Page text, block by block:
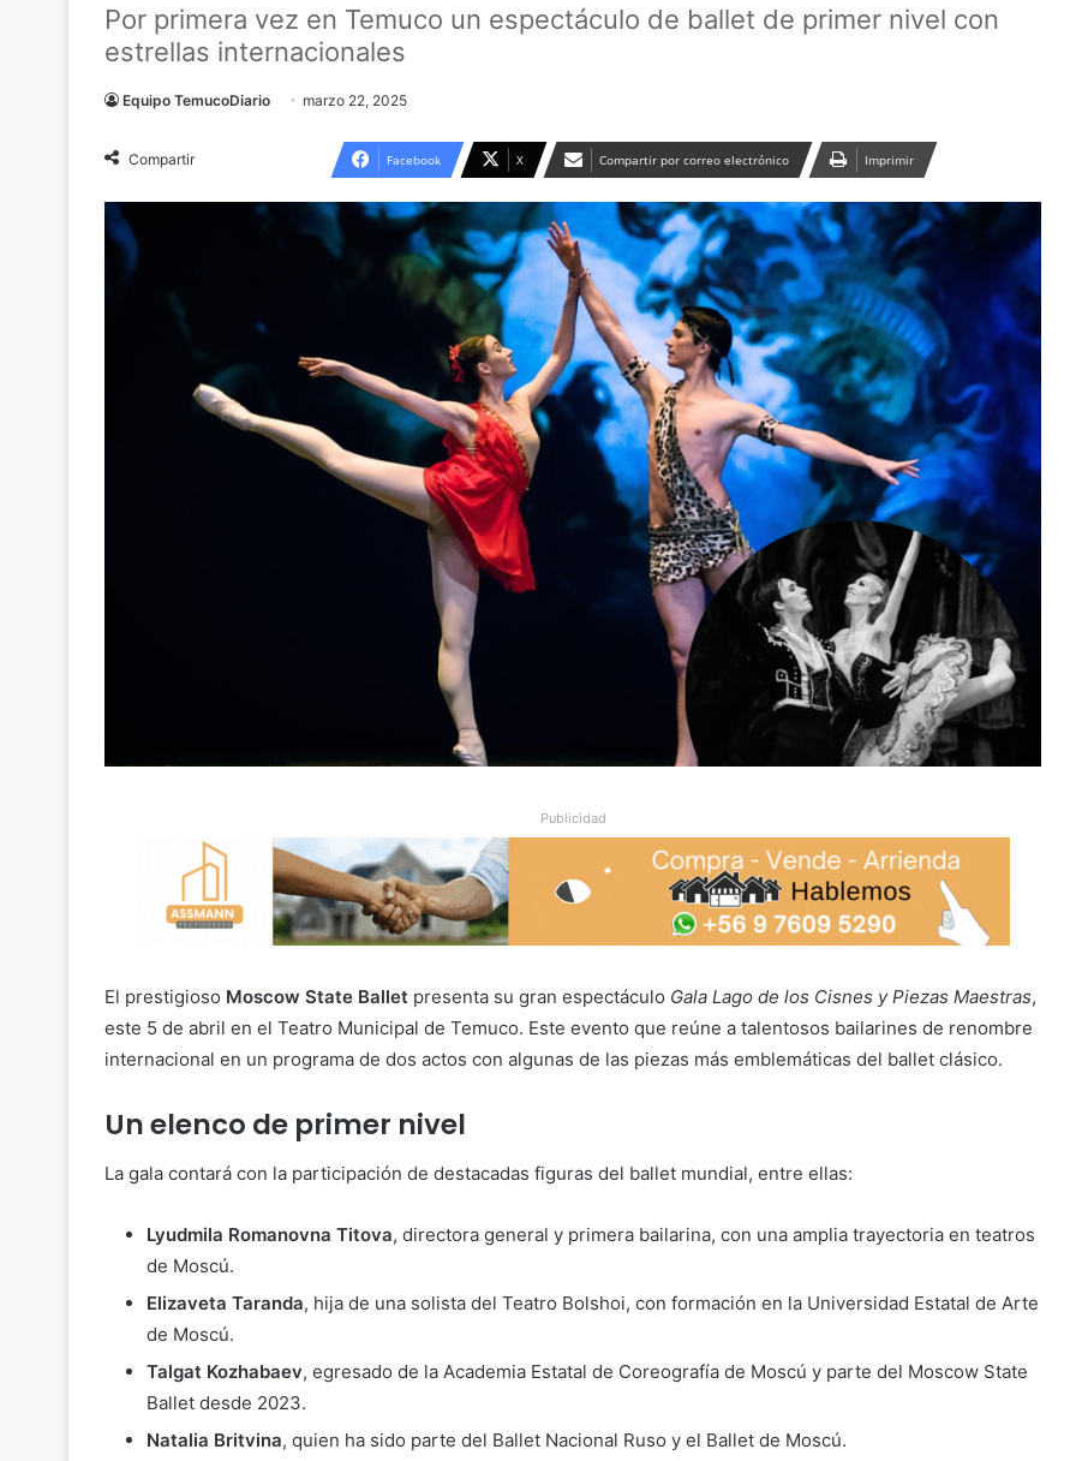
Por primera vez en Temuco un espectáculo de ballet de primer nivel con
estrellas internacionales
Equipo TemucoDiario marzo 22, 2025
Compartir Facebook X Compartir por correo electrónico Imprimir
Publicidad
El prestigioso Moscow State Ballet presenta su gran espectáculo Gala Lago de los Cisnes y Piezas Maestras,
este 5 de abril en el Teatro Municipal de Temuco. Este evento que reúne a talentosos bailarines de renombre
internacional en un programa de dos actos con algunas de las piezas más emblemáticas del ballet clásico.
Un elenco de primer nivel
La gala contará con la participación de destacadas figuras del ballet mundial, entre ellas:
Lyudmila Romanovna Titova, directora general y primera bailarina, con una amplia trayectoria en teatros
de Moscú.
Elizaveta Taranda, hija de una solista del Teatro Bolshoi, con formación en la Universidad Estatal de Arte
de Moscú.
Talgat Kozhabaev, egresado de la Academia Estatal de Coreografía de Moscú y parte del Moscow State
Ballet desde 2023.
Natalia Britvina, quien ha sido parte del Ballet Nacional Ruso y el Ballet de Moscú.